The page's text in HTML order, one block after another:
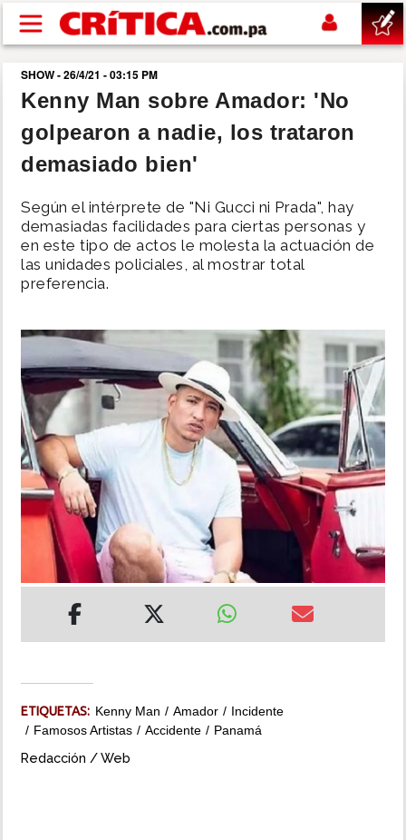
Pasar al contenido principal
buscar
SUCESOS
POLÍTICA
SHOW
DEPORTES
MUNDO
INSÓLITAS
MULTIMEDIA
IMPRESO
SHOW - 26/4/21 - 03:15 PM
Kenny Man sobre Amador: 'No
golpearon a nadie, los trataron
demasiado bien'
Según el intérprete de "Ni Gucci ni Prada", hay
demasiadas facilidades para ciertas personas y
en este tipo de actos le molesta la actuación de
las unidades policiales, al mostrar total
preferencia.
ETIQUETAS: Kenny Man Amador
Incidente
Famosos Artistas
Accidente Panamá
Redacción / Web